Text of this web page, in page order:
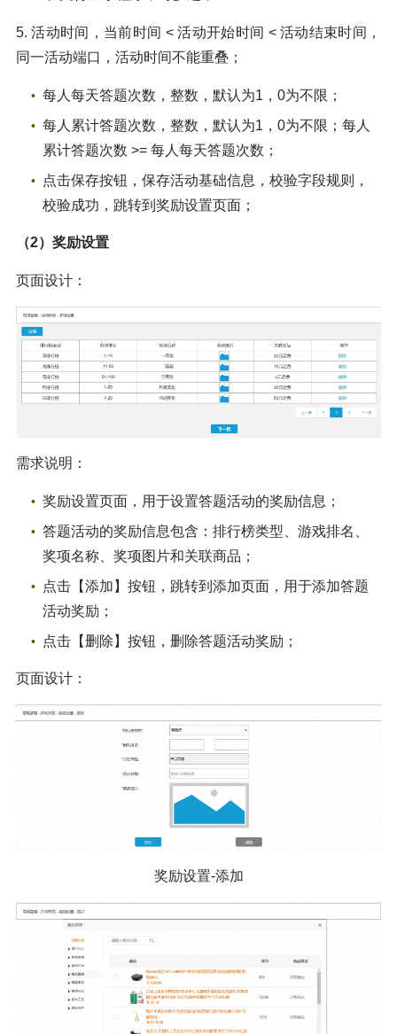
5. 活动时间，当前时间 < 活动开始时间 < 活动结束时间，
同一活动端口，活动时间不能重叠；
每人每天答题次数，整数，默认为1，0为不限；
每人累计答题次数，整数，默认为1，0为不限；每人
累计答题次数 >= 每人每天答题次数；
点击保存按钮，保存活动基础信息，校验字段规则，
校验成功，跳转到奖励设置页面；
（2）奖励设置
页面设计：
需求说明：
奖励设置页面，用于设置答题活动的奖励信息；
答题活动的奖励信息包含：排行榜类型、游戏排名、
奖项名称、奖项图片和关联商品；
点击【添加】按钮，跳转到添加页面，用于添加答题
活动奖励；
点击【删除】按钮，删除答题活动奖励；
页面设计：
奖励设置-添加